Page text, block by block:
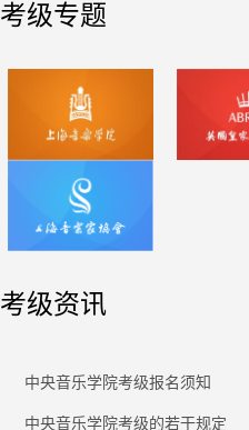
考级专题
考级资讯
中央音乐学院考级报名须知
中央音乐学院考级的若干规定